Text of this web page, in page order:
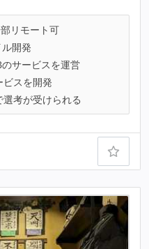
リモート可
開発
のサービスを運営
ビスを開発
考が受けられる